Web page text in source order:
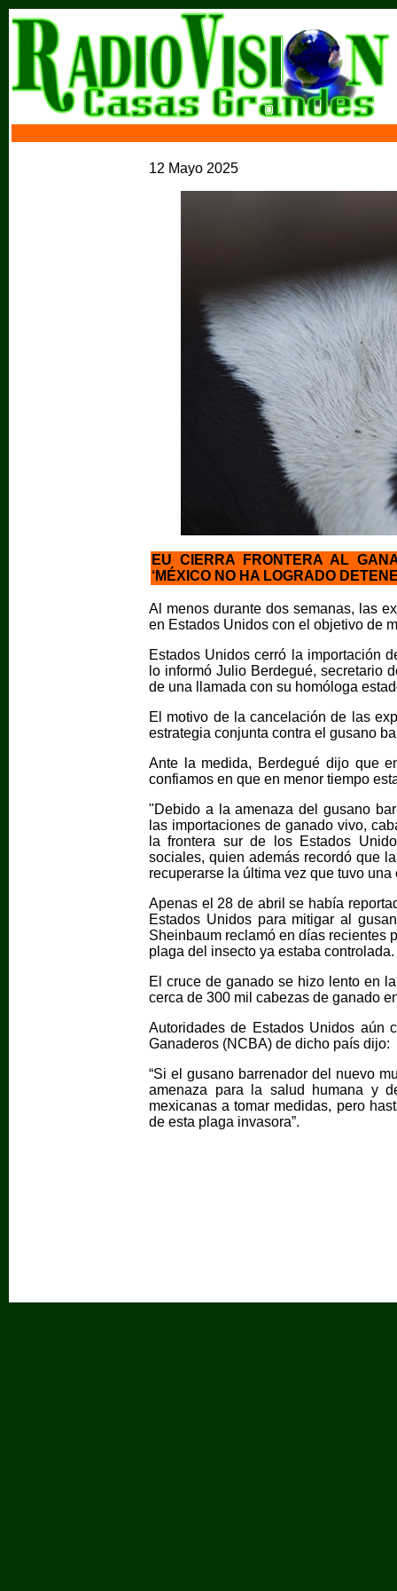
12 Mayo 2025
EU CIERRA FRONTERA AL
‘MÉXICO NO HA LOGRADO
Al menos durante dos semanas, las
en Estados Unidos con el objetivo de
Estados Unidos cerró la importación
lo informó Julio Berdegué, secretario
de una llamada con su homóloga
El motivo de la cancelación de las
estrategia conjunta contra el gusano
Ante la medida, Berdegué dijo que
confiamos en que en menor tiempo
"Debido a la amenaza del gusano
las importaciones de ganado vivo,
la frontera sur de los Estados
sociales, quien además recordó que
recuperarse la última vez que tuvo
Apenas el 28 de abril se había
Estados Unidos para mitigar al
Sheinbaum reclamó en días recientes
plaga del insecto ya estaba controlada.
El cruce de ganado se hizo lento en
cerca de 300 mil cabezas de ganado
Autoridades de Estados Unidos aún
Ganaderos (NCBA) de dicho país dijo:
“Si el gusano barrenador del nuevo
amenaza para la salud humana y
mexicanas a tomar medidas, pero
de esta plaga invasora”.